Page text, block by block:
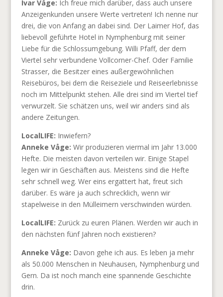
Ivar Våge: Ich freue mich darüber, dass auch unsere
Anzeigenkunden unsere Werte vertreten! Ich nenne nur
drei, die von Anfang an dabei sind. Der Laimer Hof, das
liebevoll geführte Hotel in Nymphenburg mit seiner
Liebe für die Schlossumgebung. Willi Pfaff, der dem
Viertel sehr verbundene Vollcorner-Chef. Oder Familie
Strasser, die Besitzer eines außergewöhnlichen
Reisebüros, bei dem die Reiseziele und Reiseerlebnisse
noch im Mittelpunkt stehen. Alle drei sind im Viertel tief
verwurzelt. Sie schätzen uns, weil wir anders sind als
andere Zeitungen.
LocalLIFE: Inwiefern?
Anneke Våge: Wir produzieren viermal im Jahr 13.000
Hefte. Die meisten davon verteilen wir. Einige Stapel
legen wir in Geschäften aus. Meistens sind die Hefte
sehr schnell weg. Wer eins ergattert hat, freut sich
darüber. Es wäre ja auch schrecklich, wenn wir
stapelweise in den Mülleimern verschwinden würden.
LocalLIFE: Zurück zu euren Plänen. Werden wir auch in
den nächsten fünf Jahren noch existieren?
Anneke Våge: Davon gehe ich aus. Es leben ja mehr
als 50.000 Menschen in Neuhausen, Nymphenburg und
Gern. Da ist noch manch eine spannende Geschichte
drin.